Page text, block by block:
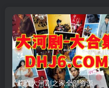
获取大河剧之家全部资源